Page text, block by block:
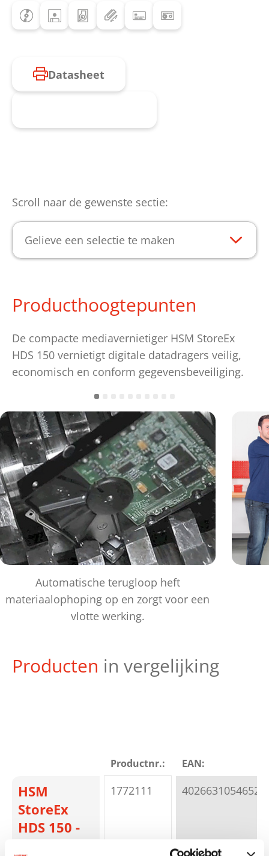
Datasheet
Scroll naar de gewenste sectie:
Gelieve een selectie te maken
Producthoogtepunten
De compacte mediavernietiger HSM StoreEx
HDS 150 vernietigt digitale datadragers veilig,
economisch en conform gegevensbeveiliging.
Automatische terugloop heft
materiaalophoping op en zorgt voor een
vlotte werking.
Producten in vergelijking
Productnr.: EAN:
HSM
StoreEx
HDS 150 -
1772111 4026631054652